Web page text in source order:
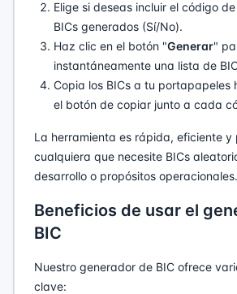
Elige si deseas incluir el código
BICs generados (Sí/No).
Haz clic en el botón "Generar"
instantáneamente una lista de
Copia los BICs a tu portapapeles
el botón de copiar junto a cada
La herramienta es rápida, eficiente
cualquiera que necesite BICs
desarrollo o propósitos operacionales.
Beneficios de usar el
BIC
Nuestro generador de BIC ofrece
clave: